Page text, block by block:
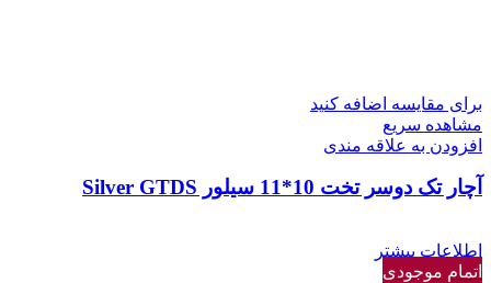
برای مقایسه اضافه کنید
مشاهده سریع
افزودن به علاقه مندی
آچار تک دوسر تخت 10*11 سیلور Silver GTDS
اطلاعات بیشتر
اتمام موجودی